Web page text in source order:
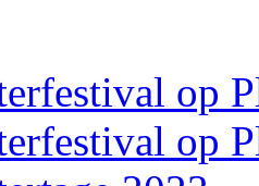
op
op